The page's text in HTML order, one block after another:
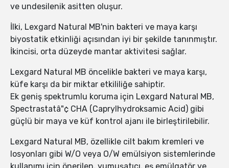
ve undesilenik asitten oluşur.
İlki, Lexgard Natural MB'nin bakteri ve maya karşı
biyostatik etkinliği açısından iyi bir şekilde tanınmıştır.
İkincisi, orta düzeyde mantar aktivitesi sağlar.
Lexgard Natural MB öncelikle bakteri ve maya karşı,
küfe karşı da bir miktar etkililiğe sahiptir.
Ek geniş spektrumlu koruma için Lexgard Natural MB,
Spectrastatâ"¢ CHA (Caprylhydroksamic Acid) gibi
güçlü bir maya ve küf kontrol ajanı ile birleştirilebilir.
Lexgard Natural MB, özellikle cilt bakım kremleri ve
losyonları gibi W/O veya O/W emülsiyon sistemlerinde